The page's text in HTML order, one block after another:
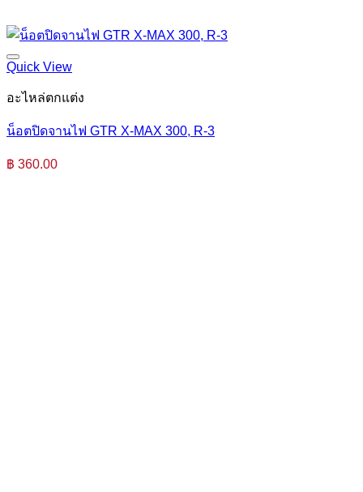
Quick View
อะไหล่ตกแต่ง
น็อตปิดจานไฟ GTR X-MAX 300, R-3
฿ 360.00